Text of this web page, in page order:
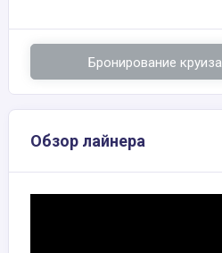
Бронирование круиза
Обзор лайнера